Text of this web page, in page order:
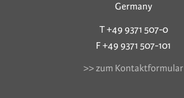
Germany
T +49 9371 507-0
F +49 9371 507-101
>> zum Kontaktformular